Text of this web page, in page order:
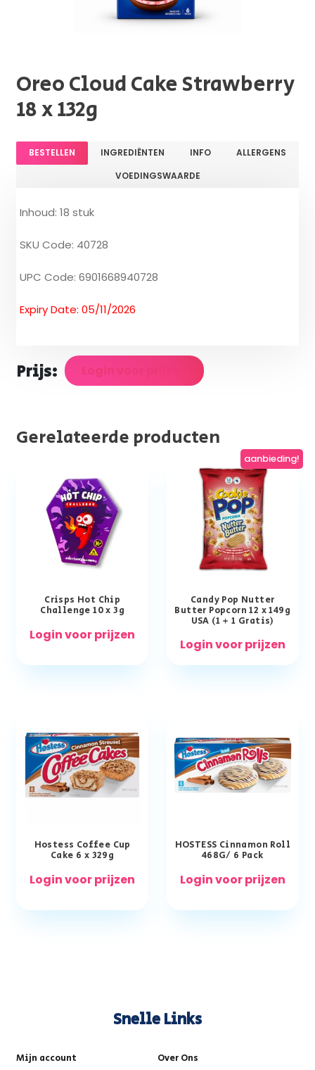
Oreo Cloud Cake Strawberry
18 x 132g
BESTELLEN INGREDIËNTEN INFO
ALLERGENS
VOEDINGSWAARDE
Inhoud: 18 stuk
SKU Code: 40728
UPC Code: 6901668940728
Expiry Date: 05/11/2026
Prijs: Login voor prijzen
Gerelateerde producten
Crisps Hot Chip
Challenge 10 x 3g
Login voor prijzen
aanbieding!
Candy Pop Nutter
Butter Popcorn 12 x 149g
USA (1 + 1 Gratis)
Login voor prijzen
Hostess Coffee Cup
Cake 6 x 329g
Login voor prijzen
HOSTESS Cinnamon Roll
468G/ 6 Pack
Login voor prijzen
Snelle Links
Mijn account
Over Ons